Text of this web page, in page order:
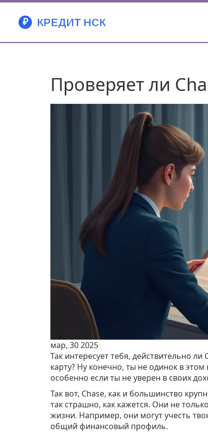
Проверяет ли
мар, 30 2025
Так интересует тебя, действительно
карту? Ну конечно, ты не одинок в
особенно если ты не уверен в своих
Так вот, Chase, как и большинство
так страшно, как кажется. Они не
жизни. Например, они могут учесть
общий финансовый профиль.